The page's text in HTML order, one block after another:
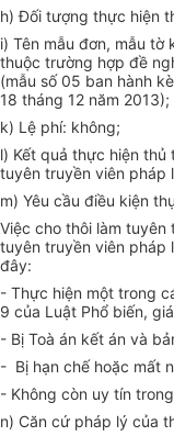
h) Đối tượng thực hiện
i) Tên mẫu đơn, mẫu
thuộc trường hợp đề
(mẫu số 05 ban hành
18 tháng 12 năm 2013);
k) Lệ phí: không;
l) Kết quả thực hiện thủ
tuyên truyền viên pháp
m) Yêu cầu điều kiện
Việc cho thôi làm
tuyên truyền viên pháp
đây:
- Thực hiện một trong
9 của Luật Phổ biến,
- Bị Toà án kết án và
- Bị hạn chế hoặc mất
- Không còn uy tín
n) Căn cứ pháp lý của